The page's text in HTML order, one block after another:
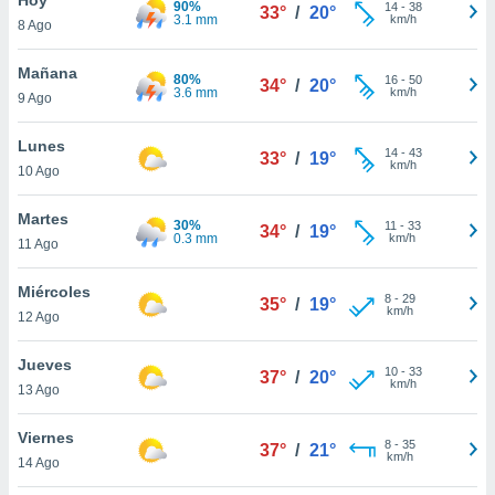
y
en
más
de
8 Ago
90%
3.1 mm
33° / 20° 14- 38
km/h
Mañana
9 Ago
80%
3.6 mm
34° / 20° 16- 50
km/h
Lunes
10 Ago
33° / 19° 14- 43
km/h
Martes
11 Ago
30%
0.3 mm
34° / 19° 11 - 33
km/h
Miércoles
12 Ago
35° / 19° 8- 29
km/h
Jueves
13 Ago
37° / 20° 10- 33
km/h
Viernes
14 Ago
37° / 21° 8- 35
km/h